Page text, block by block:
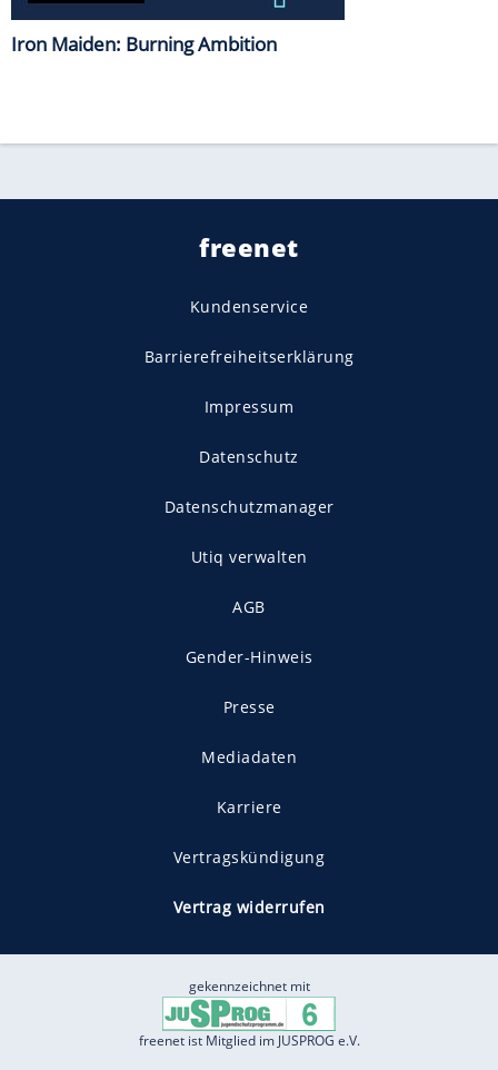
Iron Maiden: Burning Ambition
freenet
Kundenservice
Barrierefreiheitserklärung
Impressum
Datenschutz
Datenschutzmanager
Utiq verwalten
AGB
Gender-Hinweis
Presse
Mediadaten
Karriere
Vertragskündigung
Vertrag widerrufen
gekennzeichnet mit
freenet ist Mitglied im JUSPROG e.V.